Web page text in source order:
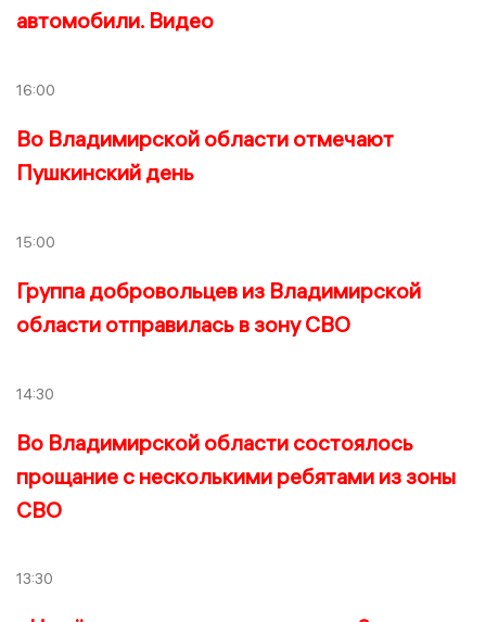
автомобили. Видео
16:00
Во Владимирской области отмечают
Пушкинский день
15:00
Группа добровольцев из Владимирской
области отправилась в зону СВО
14:30
Во Владимирской области состоялось
прощание с несколькими ребятами из зоны
СВО
13:30